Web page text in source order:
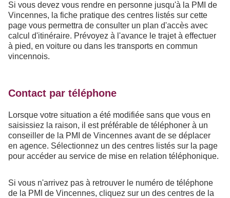
Si vous devez vous rendre en personne jusqu'à la PMI de
Vincennes, la fiche pratique des centres listés sur cette
page vous permettra de consulter un plan d'accès avec
calcul d'itinéraire. Prévoyez à l'avance le trajet à effectuer
à pied, en voiture ou dans les transports en commun
vincennois.
Contact par téléphone
Lorsque votre situation a été modifiée sans que vous en
saisissiez la raison, il est préférable de téléphoner à un
conseiller de la PMI de Vincennes avant de se déplacer
en agence. Sélectionnez un des centres listés sur la page
pour accéder au service de mise en relation téléphonique.
Si vous n'arrivez pas à retrouver le numéro de téléphone
de la PMI de Vincennes, cliquez sur un des centres de la